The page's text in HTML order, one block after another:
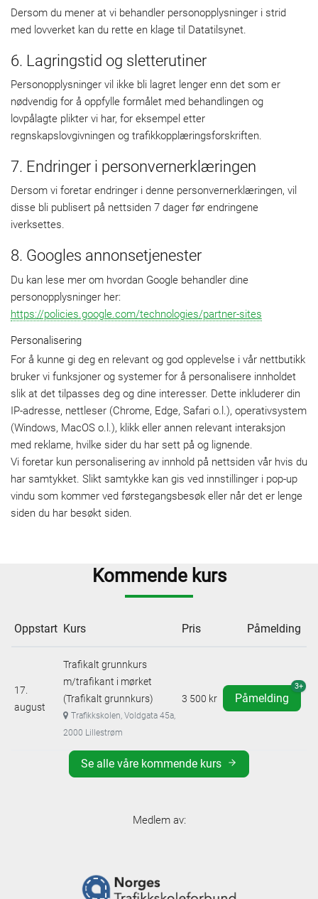
Dersom du mener at vi behandler personopplysninger i strid
med lovverket kan du rette en klage til Datatilsynet.
6. Lagringstid og sletterutiner
Personopplysninger vil ikke bli lagret lenger enn det som er
nødvendig for å oppfylle formålet med behandlingen og
lovpålagte plikter vi har, for eksempel etter
regnskapslovgivningen og trafikkopplæringsforskriften.
7. Endringer i personvernerklæringen
Dersom vi foretar endringer i denne personvernerklæringen, vil
disse bli publisert på nettsiden 7 dager før endringene
iverksettes.
8. Googles annonsetjenester
Du kan lese mer om hvordan Google behandler dine
personopplysninger her:
https://policies.google.com/technologies/partner-sites
Personalisering
For å kunne gi deg en relevant og god opplevelse i vår nettbutikk
bruker vi funksjoner og systemer for å personalisere innholdet
slik at det tilpasses deg og dine interesser. Dette inkluderer din
IP-adresse, nettleser (Chrome, Edge, Safari o.l.), operativsystem
(Windows, MacOS o.l.), klikk eller annen relevant interaksjon
med reklame, hvilke sider du har sett på og lignende.
Vi foretar kun personalisering av innhold på nettsiden vår hvis du
har samtykket. Slikt samtykke kan gis ved innstillinger i pop-up
vindu som kommer ved førstegangsbesøk eller når det er lenge
siden du har besøkt siden.
Kommende kurs
Oppstart Kurs Pris Påmelding
17.
august
Trafikalt grunnkurs
m/trafikant i mørket
(Trafikalt grunnkurs)
Trafikkskolen, Voldgata 45a,
2000 Lillestrøm
3 500 kr Påmelding
3+
Se alle våre kommende kurs
Medlem av: